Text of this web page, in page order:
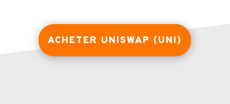
ACHETER UNISWAP (UNI)